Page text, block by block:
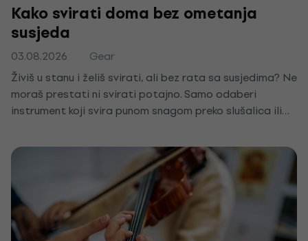
Kako svirati doma bez ometanja
susjeda
03.08.2026
Gear
Živiš u stanu i želiš svirati, ali bez rata sa susjedima? Ne
moraš prestati ni svirati potajno. Samo odaberi
instrument koji svira punom snagom preko slušalica ili
instrumente za stan i nekoliko savjeta zbog kojih te
nitko neće čuti kroz zid.